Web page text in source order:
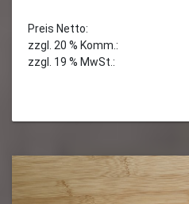
Preis Netto:
zzgl. 20 % Komm.:
zzgl. 19 % MwSt.: